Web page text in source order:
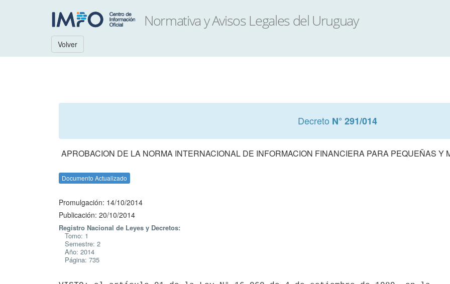
Volver
Decreto N° 291/014
APROBACION DE LA NORMA INTERNACIONAL DE INFORMACION FINANCIERA PARA PEQUEÑAS Y
Documento Actualizado
Promulgación: 14/10/2014
Publicación: 20/10/2014
Registro Nacional de Leyes y Decretos:
Tomo: 1
Semestre: 2
Año: 2014
Página: 735